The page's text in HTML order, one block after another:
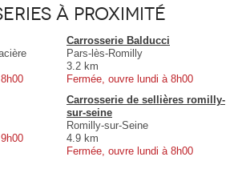
à proximité
Carrosserie Balducci
Pars-lès-Romilly
3.2 km
Fermée, ouvre lundi à 8h00
Carrosserie de sellières romilly-
sur-seine
Romilly-sur-Seine
4.9 km
Fermée, ouvre lundi à 8h00